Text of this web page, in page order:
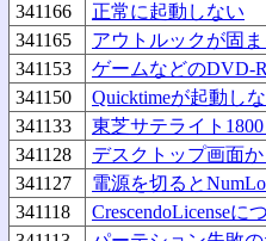
341166
正常に起動しない
341165
アウトルックが固
341153
ゲームなどのDVD-
341150
Quicktimeが起動し
341133
東芝サテライト
341128
デスクトップ画面
341127
電源を切ると
341118
CrescendoLicenseに